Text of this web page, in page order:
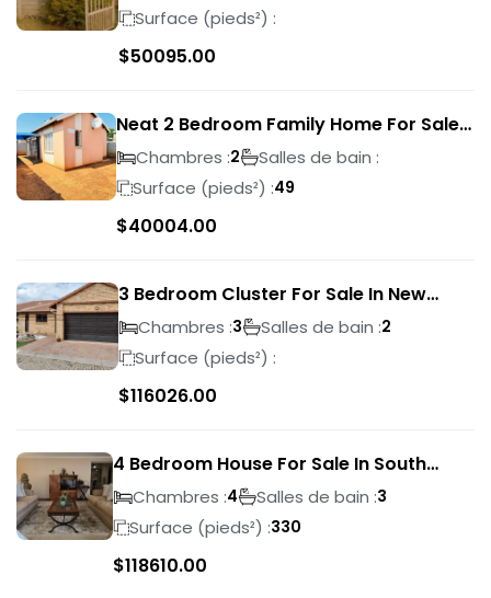
Surface (pieds²) :
$50095.00
Neat 2 Bedroom Family Home For Sale
In Sky City
Chambres :2
Salles de bain :
Surface (pieds²) :49
$40004.00
3 Bedroom Cluster For Sale In New
Market Park
Chambres :3 Salles de bain :2
Surface (pieds²) :
$116026.00
4 Bedroom House For Sale In South
CrestChambres :4 Salles de bain :3
Surface (pieds²) :330
$118610.00